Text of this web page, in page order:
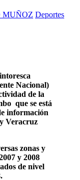
MUÑOZ Deportes
Nacional)
de la
que se está
información
Veracruz
zonas y
y 2008
de nivel